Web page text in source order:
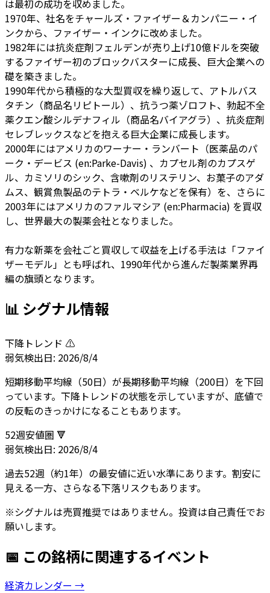
は最初の成功を収めました。
1970年、社名をチャールズ・ファイザー＆カンパニー・イ
ンクから、ファイザー・インクに改めました。
1982年には抗炎症剤フェルデンが売り上げ10億ドルを突破
するファイザー初のブロックバスターに成長、巨大企業への
礎を築きました。
1990年代から積極的な大型買収を繰り返して、アトルバス
タチン（商品名リピトール）、抗うつ薬ゾロフト、勃起不全
薬クエン酸シルデナフィル（商品名バイアグラ）、抗炎症剤
セレブレックスなどを抱える巨大企業に成長します。
2000年にはアメリカのワーナー・ランバート（医薬品のパ
ーク・デービス (en:Parke-Davis) 、カプセル剤のカプスゲ
ル、カミソリのシック、含嗽剤のリステリン、お菓子のアダ
ムス、観賞魚製品のテトラ・ベルケなどを保有）を、さらに
2003年にはアメリカのファルマシア (en:Pharmacia) を買収
し、世界最大の製薬会社となりました。
有力な新薬を会社ごと買収して収益を上げる手法は「ファイ
ザーモデル」とも呼ばれ、1990年代から進んだ製薬業界再
編の旗頭となります。
📊 シグナル情報
下降トレンド ⚠️
弱気検出日: 2026/8/4
短期移動平均線（50日）が長期移動平均線（200日）を下回
っています。下降トレンドの状態を示していますが、底値で
の反転のきっかけになることもあります。
52週安値圏 🔻
弱気検出日: 2026/8/4
過去52週（約1年）の最安値に近い水準にあります。割安に
見える一方、さらなる下落リスクもあります。
※シグナルは売買推奨ではありません。投資は自己責任でお
願いします。
📅 この銘柄に関連するイベント
経済カレンダー →